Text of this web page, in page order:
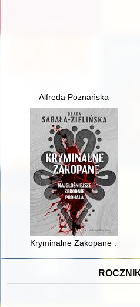
Alfreda Poznańska
Kryminalne Zakopane :